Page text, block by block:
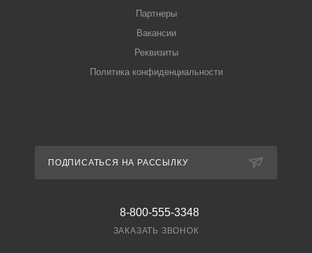
Партнеры
Вакансии
Реквизиты
Политика конфиденциальности
ПОДПИСАТЬСЯ НА РАССЫЛКУ
8-800-555-3348
ЗАКАЗАТЬ ЗВОНОК